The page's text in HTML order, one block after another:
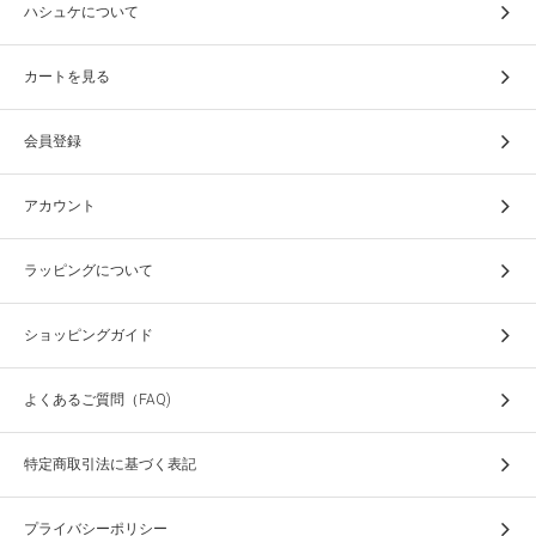
ハシュケについて
カートを見る
会員登録
アカウント
ラッピングについて
ショッピングガイド
よくあるご質問（FAQ)
特定商取引法に基づく表記
プライバシーポリシー